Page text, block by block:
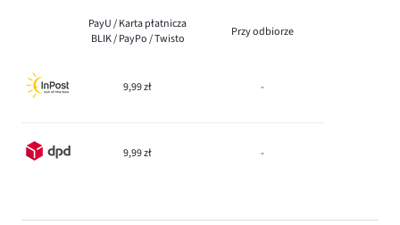
PayU / Karta płatnicza
BLIK / PayPo / Twisto
Przy odbiorze
9,99 zł -
9,99 zł -